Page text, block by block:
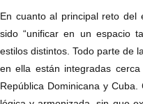
En cuanto al principal reto del
sido “unificar en un espacio
estilos distintos. Todo parte de
en ella están integradas
República Dominicana y